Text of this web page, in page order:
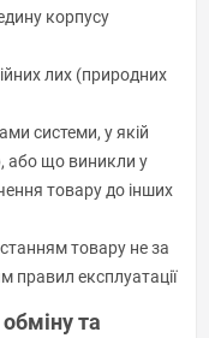
корпусу
лих (природних
системи, у якій
або що виникли у
товару до інших
товару не за
правил експлуатації
та